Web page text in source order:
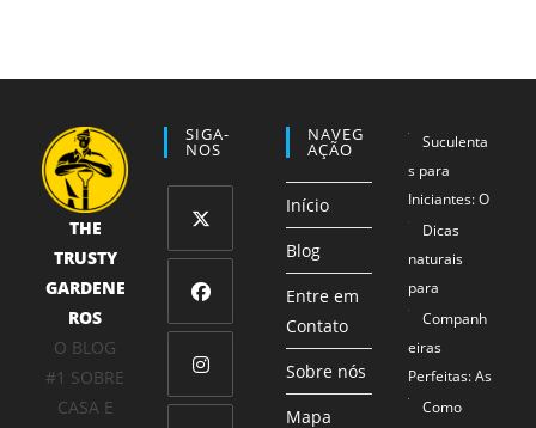
THE
TRUSTY
GARDENE
ROS
O BLOG
#1 SOBRE
CASA E
SIGA-
NOS
Abre
uma
nova
Abre
uma
Abre
NAVEG
AÇÃO
Início
Blog
Entre em
Contato
Sobre nós
Mapa
Suculenta
s para
Iniciantes: O
Método 1-2-
3 que
Garante
Sucesso
Mesmo para
Mãos Não
Tão Verdes
Dicas
naturais
para
proteger
seus
alimentos
Companh
eiras
Perfeitas: As
Combinaçõe
Como